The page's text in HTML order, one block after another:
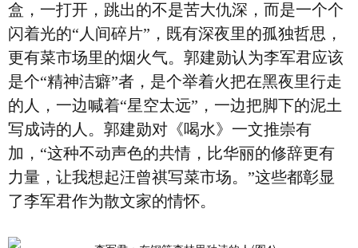
盒，一打开，跳出的不是苦大仇深，而是一个个
闪着光的“人间碎片”，既有深夜里的孤独哲思，
更有菜市场里的烟火气。郭建勋认为李军君应该
是个“精神洁癖”者，是个举着火把在黑夜里行走
的人，一边喊着“星空太远”，一边把脚下的泥土
写成诗的人。郭建勋对《喝水》一文推崇有
加，“这种不动声色的共情，比华丽的修辞更有
力量，让我想起汪曾祺写菜市场。”这些都彰显
了李军君作为散文家的情怀。